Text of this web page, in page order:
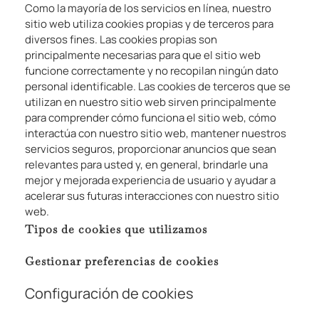
Como la mayoría de los servicios en línea, nuestro
sitio web utiliza cookies propias y de terceros para
diversos fines. Las cookies propias son
principalmente necesarias para que el sitio web
funcione correctamente y no recopilan ningún dato
personal identificable. Las cookies de terceros que se
utilizan en nuestro sitio web sirven principalmente
para comprender cómo funciona el sitio web, cómo
interactúa con nuestro sitio web, mantener nuestros
servicios seguros, proporcionar anuncios que sean
relevantes para usted y, en general, brindarle una
mejor y mejorada experiencia de usuario y ayudar a
acelerar sus futuras interacciones con nuestro sitio
web.
Tipos de cookies que utilizamos
Gestionar preferencias de cookies
Configuración de cookies